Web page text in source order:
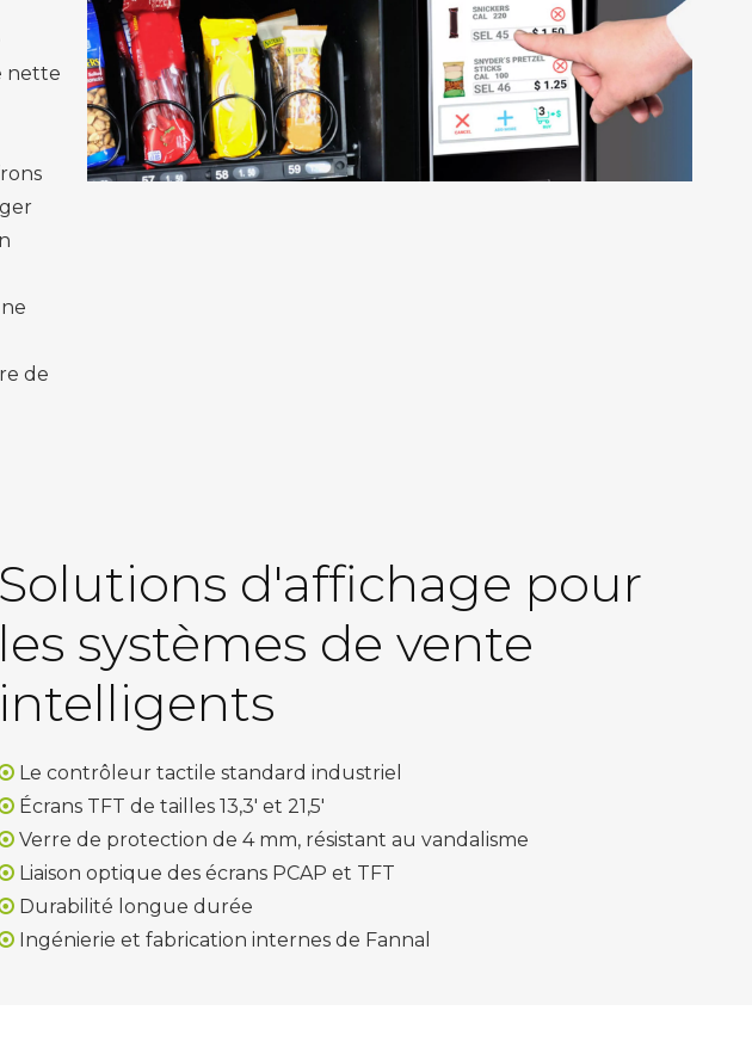
nette
de
Solutions d'affichage pour
les systèmes de vente
intelligents
Le contrôleur tactile standard industriel
Écrans TFT de tailles 13,3' et 21,5'
Verre de protection de 4 mm, résistant au vandalisme
Liaison optique des écrans PCAP et TFT
Durabilité longue durée
Ingénierie et fabrication internes de Fannal